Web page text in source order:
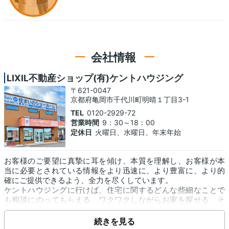
会社情報
LIXIL不動産ショップ(有)ケントハウジング
〒621-0047
京都府亀岡市千代川町明晴１丁目3-1
TEL 0120-2929-72
営業時間 9：30～18：00
定休日 火曜日、水曜日、年末年始
お客様のご要望に真摯に耳を傾け、本質を理解し、お客様が本
当に必要とされている情報をより迅速に、より豊富に、より的
確にご提供できるよう、全力を尽くしています。
ケントハウジングに行けば、住宅に関するどんな些細なことで
も相談にのってもらえる、ワクワクしながらお家を探せる、そ
んなお店づくりを心掛けています。
続きを見る